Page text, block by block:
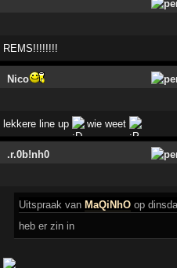
REMS!!!!!!!!
Nico
lekkere line up wie weet
.r.0b!nh0
Uitspraak van MaQiNhO op
heb er zin in